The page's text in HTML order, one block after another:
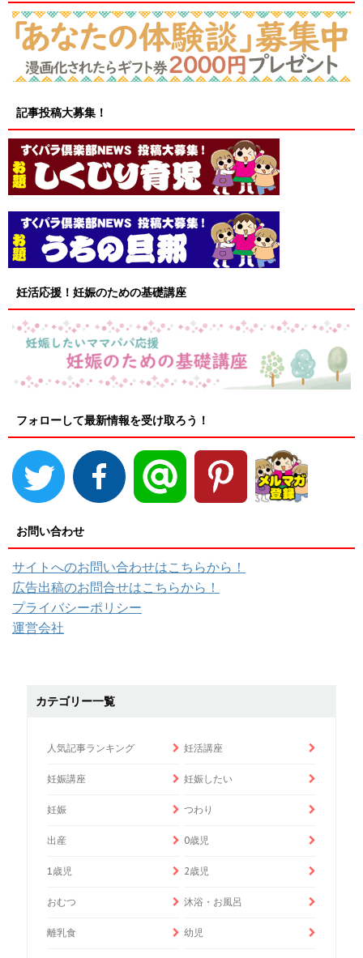
記事投稿大募集！
妊活応援！妊娠のための基礎講座
フォローして最新情報を受け取ろう！
お問い合わせ
サイトへのお問い合わせはこちらから！
広告出稿のお問合せはこちらから！
プライバシーポリシー
運営会社
カテゴリー一覧
人気記事ランキング 妊活講座
妊娠講座 妊娠したい
妊娠 つわり
出産 0歳児
1歳児 2歳児
おむつ 沐浴・お風呂
離乳食 幼児